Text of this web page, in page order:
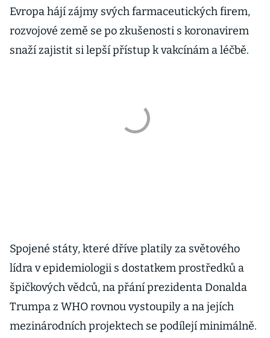
Evropa hájí zájmy svých farmaceutických firem,
rozvojové země se po zkušenosti s koronavirem
snaží zajistit si lepší přístup k vakcínám a léčbě.
Spojené státy, které dříve platily za světového
lídra v epidemiologii s dostatkem prostředků a
špičkových vědců, na přání prezidenta Donalda
Trumpa z WHO rovnou vystoupily a na jejích
mezinárodních projektech se podílejí minimálně.